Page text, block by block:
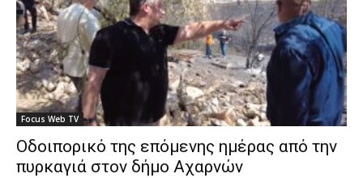
Focus Web TV
Οδοιπορικό της επόμενης ημέρας από την
πυρκαγιά στον δήμο Αχαρνών